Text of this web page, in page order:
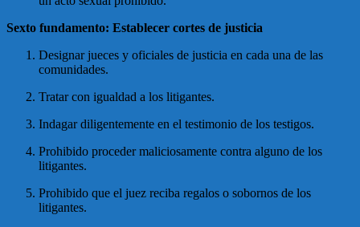
Sexto fundamento: Establecer cortes de justicia
Designar jueces y oficiales de justicia en cada una de las
comunidades.
Tratar con igualdad a los litigantes.
Indagar diligentemente en el testimonio de los testigos.
Prohibido proceder maliciosamente contra alguno de los
litigantes.
Prohibido que el juez reciba regalos o sobornos de los
litigantes.